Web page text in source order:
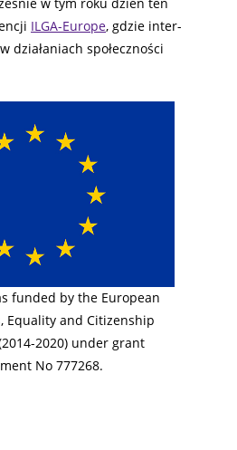
ILGA-Europe, gdzie inter-
działaniach społeczności
funded by the European
Equality and Citizenship
2020) under grant
No 777268.